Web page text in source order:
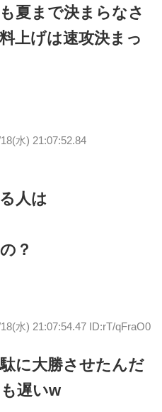
夏まで決まらなさ
上げは速攻決まっ
水) 21:07:52.84
人は
？
水) 21:07:54.47 ID:rT/qFraO0
に大勝させたんだ
遅いw